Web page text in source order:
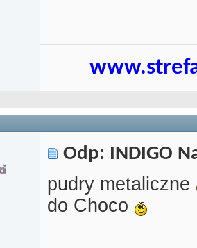
Odp: INDIGO
pudry metaliczne
do Choco